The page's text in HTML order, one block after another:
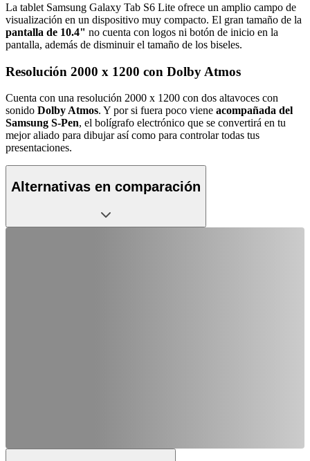
La tablet Samsung Galaxy Tab S6 Lite ofrece un amplio campo de
visualización en un dispositivo muy compacto. El gran tamaño de la
pantalla de 10.4" no cuenta con logos ni botón de inicio en la
pantalla, además de disminuir el tamaño de los biseles.
Resolución 2000 x 1200 con Dolby Atmos
Cuenta con una resolución 2000 x 1200 con dos altavoces con
sonido Dolby Atmos. Y por si fuera poco viene acompañada del
Samsung S-Pen, el bolígrafo electrónico que se convertirá en tu
mejor aliado para dibujar así como para controlar todas tus
presentaciones.
Alternativas en comparación